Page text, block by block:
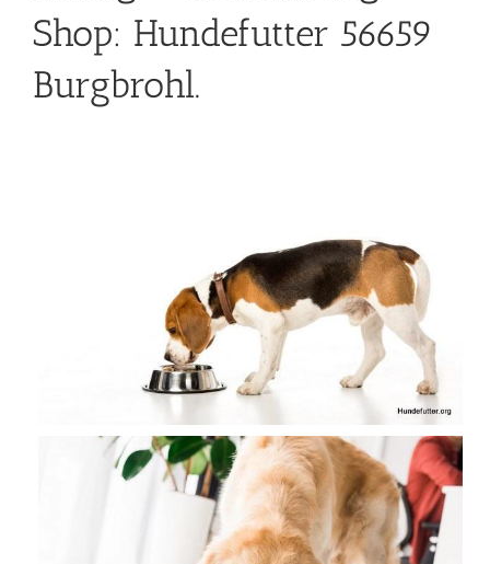
Shop: Hundefutter 56659
Burgbrohl.